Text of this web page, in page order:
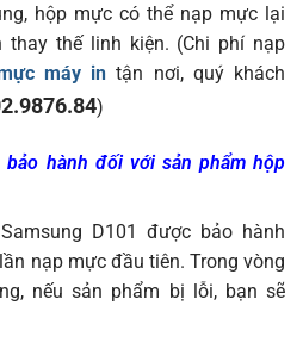
hộp mực có thể nạp mực lại
thay thế linh kiện. (Chi phí nạp
máy in tận nơi, quý khách
)
bảo hành đối với sản phẩm hộp
D101 được bảo hành
nạp mực đầu tiên. Trong vòng
nếu sản phẩm bị lỗi, bạn sẽ